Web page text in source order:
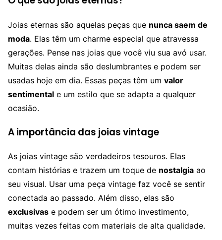
Joias eternas são aquelas peças que nunca saem de
moda. Elas têm um charme especial que atravessa
gerações. Pense nas joias que você viu sua avó usar.
Muitas delas ainda são deslumbrantes e podem ser
usadas hoje em dia. Essas peças têm um valor
sentimental e um estilo que se adapta a qualquer
ocasião.
A importância das joias vintage
As joias vintage são verdadeiros tesouros. Elas
contam histórias e trazem um toque de nostalgia ao
seu visual. Usar uma peça vintage faz você se sentir
conectada ao passado. Além disso, elas são
exclusivas e podem ser um ótimo investimento,
muitas vezes feitas com materiais de alta qualidade.